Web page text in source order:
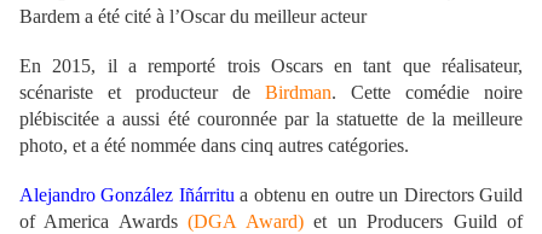
Bardem a été cité à l’Oscar du meilleur acteur
En 2015, il a remporté trois Oscars en tant que réalisateur,
scénariste et producteur de Birdman. Cette comédie noire
plébiscitée a aussi été couronnée par la statuette de la meilleure
photo, et a été nommée dans cinq autres catégories.
Alejandro González Iñárritu a obtenu en outre un Directors Guild
of America Awards(DGA Award)et unProducers Guild of